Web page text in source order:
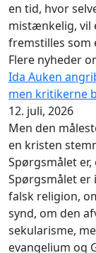
en tid, hvor
mistænkelig, vil
fremstilles som
Flere nyheder
Ida Auken
men kritikerne
12. juli, 2026
Men den
en kristen
Spørgsmålet
Spørgsmålet er
falsk religion,
synd, om den
sekularisme,
evangelium og